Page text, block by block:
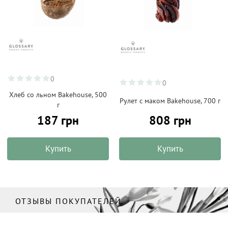
0
Хлеб со льном Bakehouse, 500
г
187 грн
Купить
0
Рулет с маком Bakehouse, 700 г
808 грн
Купить
ОТЗЫВЫ ПОКУПАТЕЛЕЙ